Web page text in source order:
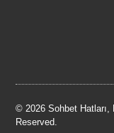
© 2026 Sohbet Hatları,
Reserved.